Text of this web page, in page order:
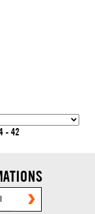
- 42